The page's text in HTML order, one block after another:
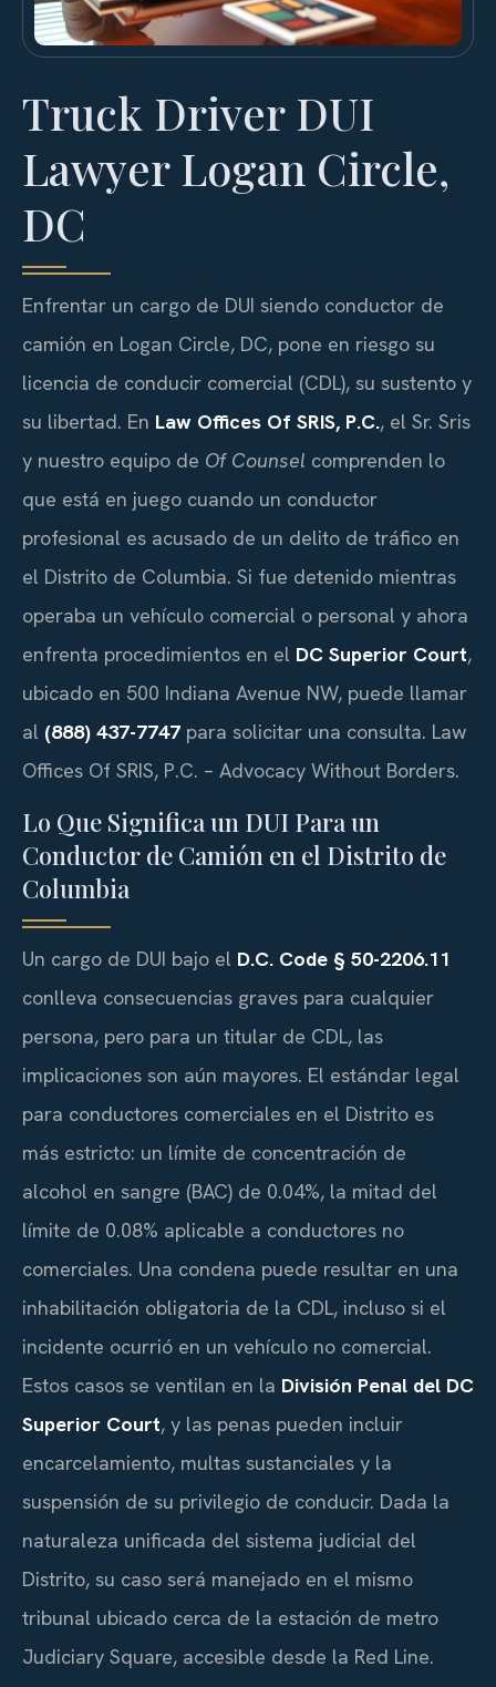
Truck Driver DUI
Lawyer Logan Circle,
DC
Enfrentar un cargo de DUI siendo conductor de
camión en Logan Circle, DC, pone en riesgo su
licencia de conducir comercial (CDL), su sustento y
su libertad. En Law Offices Of SRIS, P.C., el Sr. Sris
y nuestro equipo de Of Counsel comprenden lo
que está en juego cuando un conductor
profesional es acusado de un delito de tráfico en
el Distrito de Columbia. Si fue detenido mientras
operaba un vehículo comercial o personal y ahora
enfrenta procedimientos en el DC Superior Court,
ubicado en 500 Indiana Avenue NW, puede llamar
al (888) 437-7747 para solicitar una consulta. Law
Offices Of SRIS, P.C. – Advocacy Without Borders.
Lo Que Significa un DUI Para un
Conductor de Camión en el Distrito de
Columbia
Un cargo de DUI bajo el D.C. Code § 50-2206.11
conlleva consecuencias graves para cualquier
persona, pero para un titular de CDL, las
implicaciones son aún mayores. El estándar legal
para conductores comerciales en el Distrito es
más estricto: un límite de concentración de
alcohol en sangre (BAC) de 0.04%, la mitad del
límite de 0.08% aplicable a conductores no
comerciales. Una condena puede resultar en una
inhabilitación obligatoria de la CDL, incluso si el
incidente ocurrió en un vehículo no comercial.
Estos casos se ventilan en la División Penal del DC
Superior Court, y las penas pueden incluir
encarcelamiento, multas sustanciales y la
suspensión de su privilegio de conducir. Dada la
naturaleza unificada del sistema judicial del
Distrito, su caso será manejado en el mismo
tribunal ubicado cerca de la estación de metro
Judiciary Square, accesible desde la Red Line.